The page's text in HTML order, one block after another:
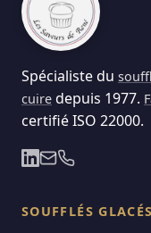
Spécialiste du
cuire depuis 1977.
certifié ISO 22000.
SOUFFLÉS GLACÉS